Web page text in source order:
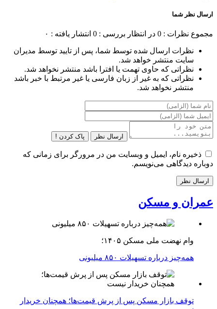
ارسال نظر شما
مجموع نظرات : 0 در انتظار بررسی : 0 انتشار یافته : ۰
نظرات ارسال شده توسط شما، پس از تایید توسط مدیران
سایت منتشر خواهد شد.
نظراتی که حاوی تهمت یا افترا باشد منتشر نخواهد شد.
نظراتی که به غیر از زبان فارسی یا غیر مرتبط با خبر باشد
منتشر نخواهد شد.
ارسال نظر پاک کردن !
ذخیره نام، ایمیل و وبسایت من در مرورگر برای زمانی که
دوباره دیدگاهی می‌نویسم.
عمران و مسکن
وام نهضت ملی مسکن ۱۴۰۵؛
همه‌چیز درباره تسهیلات ۸۵۰ میلیونی
توقف بازار مسکن پس از پرش قیمت‌ها؛ همچنان خریدار